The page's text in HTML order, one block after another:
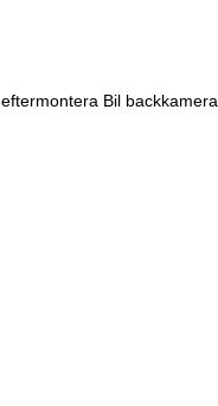
eftermontera Bil backkamera